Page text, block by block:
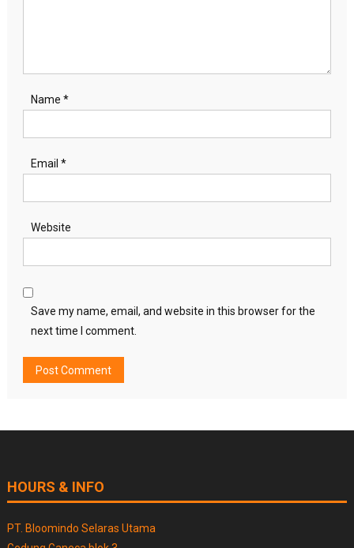
Name *
Email *
Website
Save my name, email, and website in this browser for the
next time I comment.
HOURS & INFO
PT. Bloomindo Selaras Utama